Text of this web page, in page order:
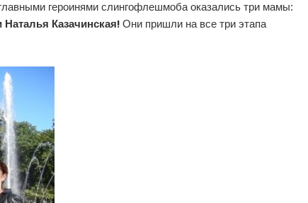
героинями слингофлешмоба оказались три мамы:
Казачинская!Они пришли на все три этапа